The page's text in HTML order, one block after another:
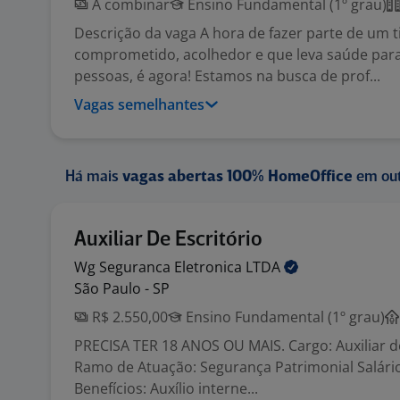
A combinar
Ensino Fundamental (1º grau)
Descrição da vaga A hora de fazer parte de um
comprometido, acolhedor e que leva saúde
pessoas, é agora! Estamos na busca de prof...
Vagas semelhantes
Há mais vagas abertas 100% HomeOffice em
Auxiliar De Escritório
Wg Seguranca Eletronica LTDA
São Paulo - SP
R$ 2.550,00
Ensino Fundamental (1º grau)
PRECISA TER 18 ANOS OU MAIS. Cargo: Auxiliar
Ramo de Atuação: Segurança Patrimonial Salário:
Benefícios: Auxílio interne...